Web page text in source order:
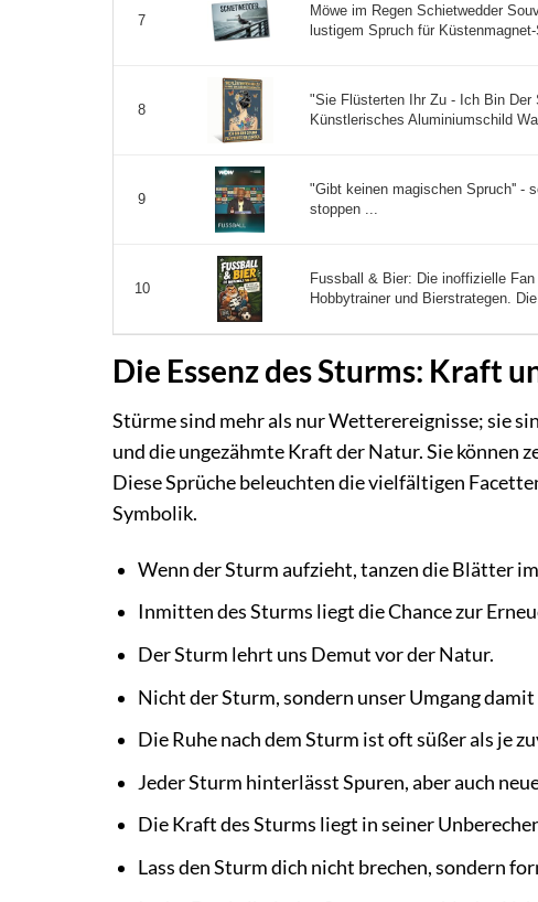
7
Möwe im Regen Schietwedder
lustigem Spruch für Küstenmagnet-
8
"Sie Flüsterten Ihr Zu - Ich Bin Der
Künstlerisches Aluminiumschild
9
"Gibt keinen magischen Spruch'' -
stoppen ...
10
Fussball & Bier: Die inoffizielle
Hobbytrainer und Bierstrategen.
Die Essenz des Sturms: Kraft
Stürme sind mehr als nur Wetterereignisse; sie
und die ungezähmte Kraft der Natur. Sie können
Diese Sprüche beleuchten die vielfältigen
Symbolik.
Wenn der Sturm aufzieht, tanzen die Blätter
Inmitten des Sturms liegt die Chance zur
Der Sturm lehrt uns Demut vor der Natur.
Nicht der Sturm, sondern unser Umgang
Die Ruhe nach dem Sturm ist oft süßer als je
Jeder Sturm hinterlässt Spuren, aber auch
Die Kraft des Sturms liegt in seiner
Lass den Sturm dich nicht brechen, sondern